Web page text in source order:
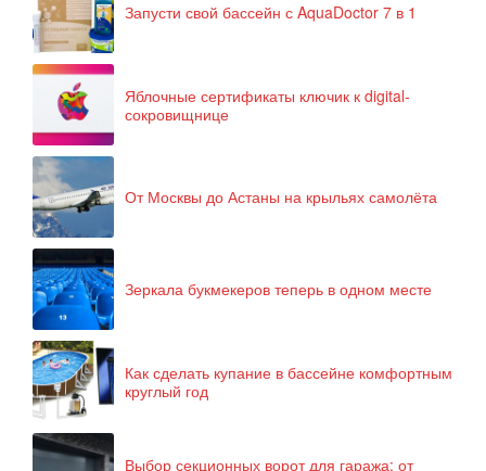
Запусти свой бассейн с AquaDoctor 7 в 1
Яблочные сертификаты ключик к digital-
сокровищнице
От Москвы до Астаны на крыльях самолёта
Зеркала букмекеров теперь в одном месте
Как сделать купание в бассейне комфортным
круглый год
Выбор секционных ворот для гаража: от